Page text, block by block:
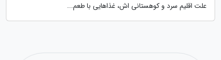
علت اقلیم سرد و کوهستانی اش، غذاهایی با طعم...